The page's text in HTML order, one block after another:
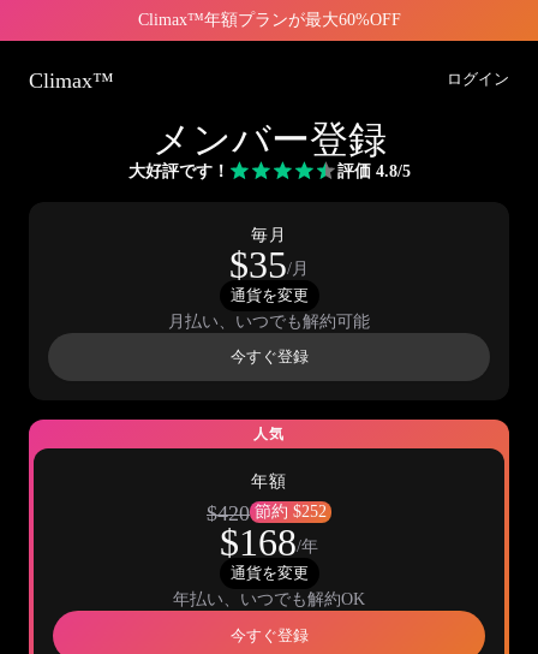
Climax™年額プランが最大60%OFF
Climax™ ログイン
メンバー登録
大好評です！ 評価 4.8/5
毎月
$35/月
通貨を変更
月払い、いつでも解約可能
今すぐ登録
人気
年額
$420 節約 $252
$168/年
通貨を変更
年払い、いつでも解約OK
今すぐ登録